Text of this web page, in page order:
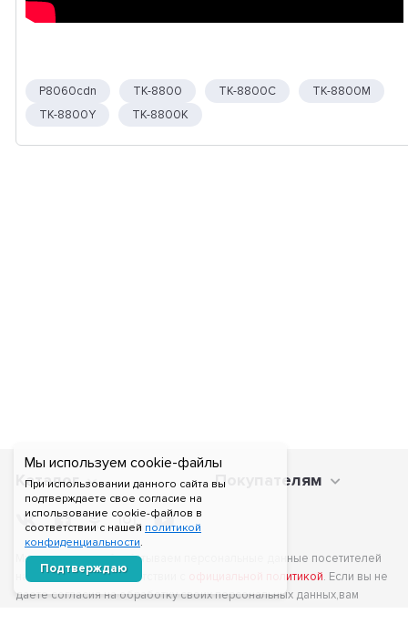
Мы используем cookie-файлы
При использовании данного сайта вы
подтверждаете свое согласие на
использование cookie-файлов в
соответствии с нашей политикой
конфиденциальности.
Подтверждаю
P8060cdn TK-8800 TK-8800C
TK-8800M
TK-8800Y
TK-8800K
Каталог Покупателям
Мы получаем и обрабатываем персональные данные посетителей
нашего сайта в соответствии с
официальной политикой. Если вы не
даете согласия на обработку своих персональных данных,вам